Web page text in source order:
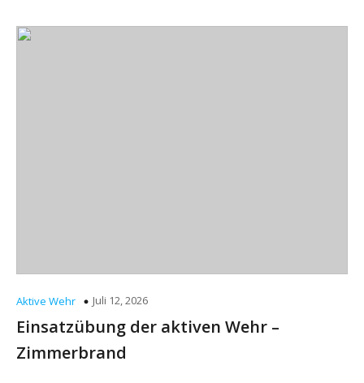
Aktive Wehr Juli 12, 2026
Einsatzübung der aktiven Wehr –
Zimmerbrand